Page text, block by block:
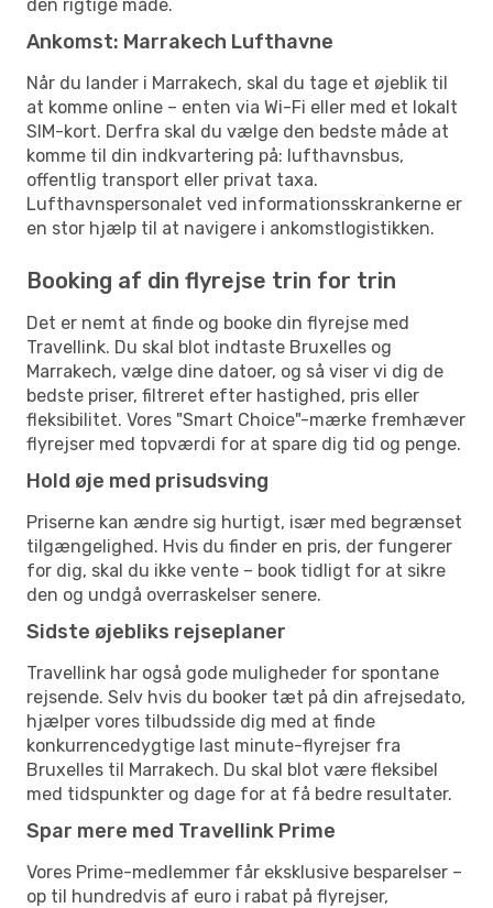
den rigtige måde.
Ankomst: Marrakech Lufthavne
Når du lander i Marrakech, skal du tage et øjeblik til
at komme online – enten via Wi-Fi eller med et lokalt
SIM-kort. Derfra skal du vælge den bedste måde at
komme til din indkvartering på: lufthavnsbus,
offentlig transport eller privat taxa.
Lufthavnspersonalet ved informationsskrankerne er
en stor hjælp til at navigere i ankomstlogistikken.
Booking af din flyrejse trin for trin
Det er nemt at finde og booke din flyrejse med
Travellink. Du skal blot indtaste Bruxelles og
Marrakech, vælge dine datoer, og så viser vi dig de
bedste priser, filtreret efter hastighed, pris eller
fleksibilitet. Vores "Smart Choice"-mærke fremhæver
flyrejser med topværdi for at spare dig tid og penge.
Hold øje med prisudsving
Priserne kan ændre sig hurtigt, især med begrænset
tilgængelighed. Hvis du finder en pris, der fungerer
for dig, skal du ikke vente – book tidligt for at sikre
den og undgå overraskelser senere.
Sidste øjebliks rejseplaner
Travellink har også gode muligheder for spontane
rejsende. Selv hvis du booker tæt på din afrejsedato,
hjælper vores tilbudsside dig med at finde
konkurrencedygtige last minute-flyrejser fra
Bruxelles til Marrakech. Du skal blot være fleksibel
med tidspunkter og dage for at få bedre resultater.
Spar mere med Travellink Prime
Vores Prime-medlemmer får eksklusive besparelser –
op til hundredvis af euro i rabat på flyrejser,